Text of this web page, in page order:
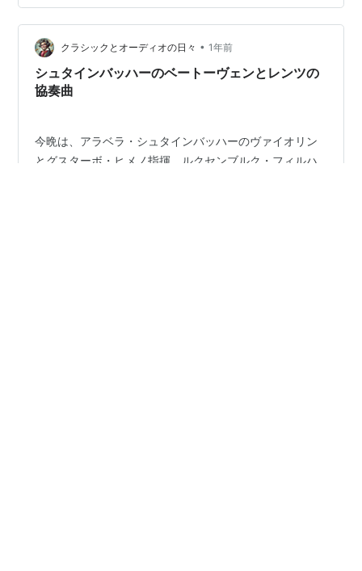
はまだ15歳という若さ。彼女はすでにシンガポール交響
楽団とヴィヴァルディの四季とロカテッリのコンチェル
ト、中国の作曲家による作品とパガニーニの協奏曲がリ
リースされています。ヴァイオリンは…
クラシックとオーディオの日々 • 1年前
シュタインバッハーのベートーヴェンとレンツの
協奏曲